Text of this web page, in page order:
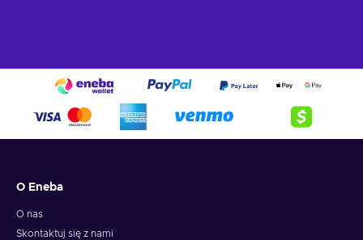
O Eneba
O nas
Skontaktuj się z nami